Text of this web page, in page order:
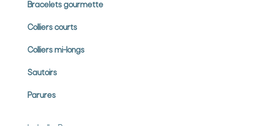
Bracelets gourmette
Colliers courts
Colliers mi-longs
Sautoirs
Parures